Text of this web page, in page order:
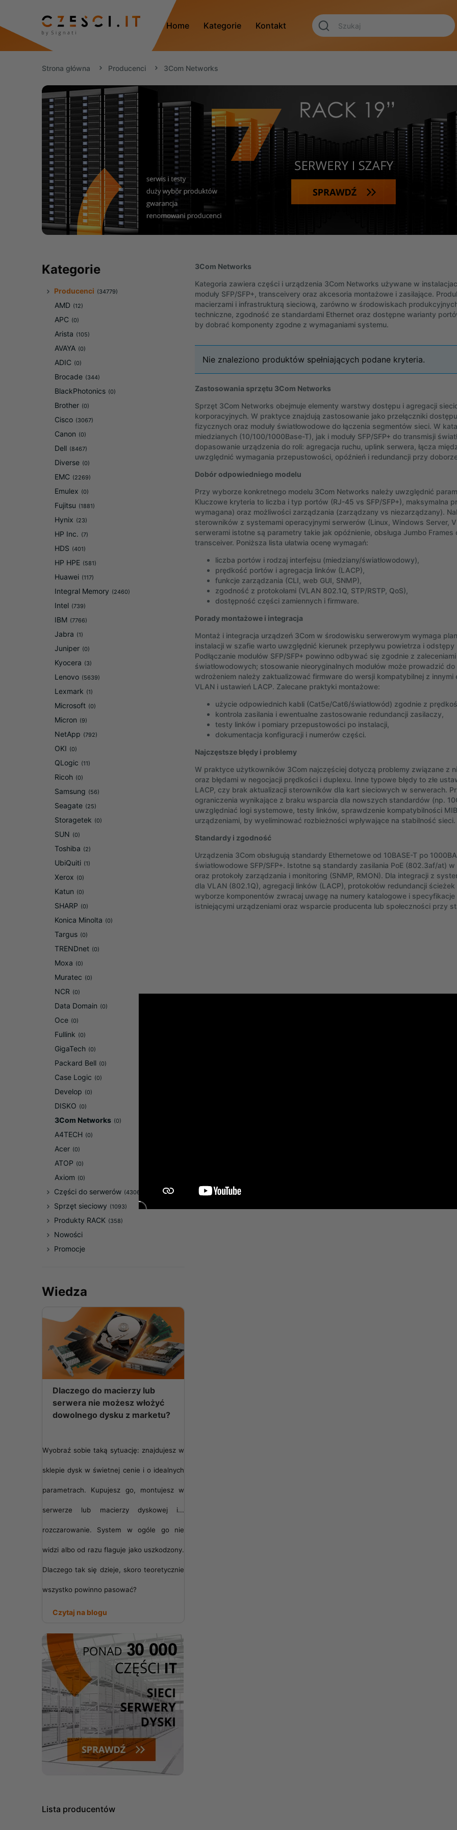
Home Kategorie Kontakt
Strona główna Producenci 3Com Networks
Kategorie
Producenci (34779)
AMD (12)
APC (0)
Arista (105)
AVAYA (0)
ADIC (0)
Brocade (344)
BlackPhotonics (0)
Brother (0)
Cisco (3067)
Canon (0)
Dell (8467)
Diverse (0)
EMC (2269)
Emulex (0)
Fujitsu (1881)
Hynix (23)
HP Inc. (7)
HDS (401)
HP HPE (581)
Huawei (117)
Integral Memory (2460)
Intel (739)
IBM (7766)
Jabra (1)
Juniper (0)
Kyocera (3)
Lenovo (5639)
Lexmark (1)
Microsoft (0)
Micron (9)
NetApp (792)
OKI (0)
QLogic (11)
Ricoh (0)
Samsung (56)
Seagate (25)
Storagetek (0)
SUN (0)
Toshiba (2)
UbiQuiti (1)
Xerox (0)
Katun (0)
SHARP (0)
Konica Minolta (0)
Targus (0)
TRENDnet (0)
Moxa (0)
Muratec (0)
NCR (0)
Data Domain (0)
Oce (0)
Fullink (0)
GigaTech (0)
Packard Bell (0)
Case Logic (0)
Develop (0)
DISKO (0)
3Com Networks (0)
A4TECH (0)
Acer (0)
ATOP (0)
Axiom (0)
Części do serwerów (43067)
Sprzęt sieciowy (1093)
Produkty RACK (358)
Nowości
Promocje
Wiedza
Dlaczego do macierzy lub
serwera nie możesz włożyć
dowolnego dysku z marketu?
Wyobraź sobie taką sytuację: znajdujesz w
sklepie dysk w świetnej cenie i o idealnych
parametrach. Kupujesz go, montujesz w
serwerze lub macierzy dyskowej i...
rozczarowanie. System w ogóle go nie
widzi albo od razu flaguje jako uszkodzony.
Dlaczego tak się dzieje, skoro teoretycznie
wszystko powinno pasować?
Czytaj na blogu
3Com Networks
Kategoria zawiera części i urządzenia 3Com Networks używane w
moduły SFP/SFP+, transceivery oraz akcesoria montażowe i zasilające.
macierzami i infrastrukturą sieciową, zarówno w środowiskach
techniczne, zgodność ze standardami Ethernet oraz dostępne warianty
by dobrać komponenty zgodne z wymaganiami systemu.
Nie znaleziono produktów spełniających podane kryteria.
Zastosowania sprzętu 3Com Networks
Sprzęt 3Com Networks obejmuje elementy warstwy dostępu i agregacji
korporacyjnych. W praktyce znajdują zastosowanie jako przełączniki
fizycznych oraz moduły światłowodowe do łączenia segmentów sieci. W
miedzianych (10/100/1000Base-T), jak i moduły SFP/SFP+ do transmisji
dopasowanie urządzenia do roli: agregacja ruchu, uplink serwera, łącza
uwzględnić wymagania przepustowości, opóźnień i redundancji przy
Dobór odpowiedniego modelu
Przy wyborze konkretnego modelu 3Com Networks należy uwzględnić
Kluczowe kryteria to liczba i typ portów (RJ-45 vs SFP/SFP+), maksymalna
wymagana) oraz możliwości zarządzania (zarządzany vs niezarządzany).
sterowników z systemami operacyjnymi serwerów (Linux, Windows Server,
serwerami istotne są parametry takie jak opóźnienie, obsługa Jumbo
transceiver. Poniższa lista ułatwia ocenę wymagań:
liczba portów i rodzaj interfejsu (miedziany/światłowodowy),
prędkość portów i agregacja linków (LACP),
funkcje zarządzania (CLI, web GUI, SNMP),
zgodność z protokołami (VLAN 802.1Q, STP/RSTP, QoS),
dostępność części zamiennych i firmware.
Porady montażowe i integracja
Montaż i integracja urządzeń 3Com w środowisku serwerowym wymaga
instalacji w szafie warto uwzględnić kierunek przepływu powietrza i
Podłączanie modułów SFP/SFP+ powinno odbywać się zgodnie z
światłowodowych; stosowanie nieoryginalnych modułów może prowadzić
wdrożeniem należy zaktualizować firmware do wersji kompatybilnej z
VLAN i ustawień LACP. Zalecane praktyki montażowe:
użycie odpowiednich kabli (Cat5e/Cat6/światłowód) zgodnie z
kontrola zasilania i ewentualne zastosowanie redundancji zasilaczy,
testy linków i pomiary przepustowości po instalacji,
dokumentacja konfiguracji i numerów części.
Najczęstsze błędy i problemy
W praktyce użytkowników 3Com najczęściej dotyczą problemy związane z
oraz błędami w negocjacji prędkości i duplexu. Inne typowe błędy to złe
LACP, czy brak aktualizacji sterowników dla kart sieciowych w serwerach.
ograniczenia wynikające z braku wsparcia dla nowszych standardów (np.
uwzględniać logi systemowe, testy linków, sprawdzenie kompatybilności
urządzeniami, by wyeliminować rozbieżności wpływające na stabilność sieci.
Standardy i zgodność
Urządzenia 3Com obsługują standardy Ethernetowe od 10BASE-T po
światłowodowe SFP/SFP+. Istotne są standardy zasilania PoE (802.3af/at)
oraz protokoły zarządzania i monitoring (SNMP, RMON). Dla integracji z
dla VLAN (802.1Q), agregacji linków (LACP), protokołów redundancji
wyborze komponentów zwracaj uwagę na numery katalogowe i
istniejącymi urządzeniami oraz wsparcie producenta lub społeczności przy
Lista producentów